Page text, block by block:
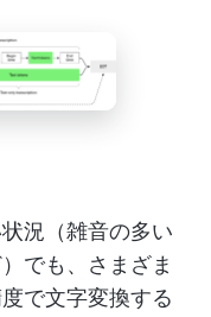
況（雑音の多い
でも、さまざま
で文字変換する